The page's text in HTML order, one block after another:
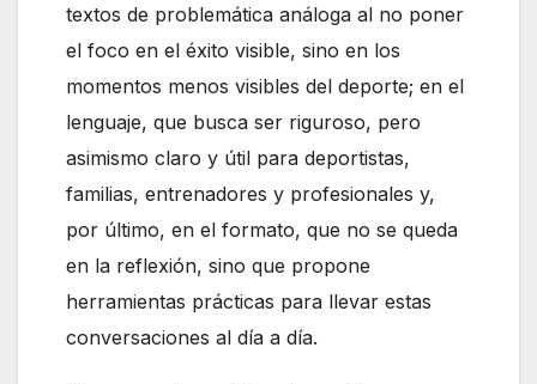
textos de problemática análoga al no poner
el foco en el éxito visible, sino en los
momentos menos visibles del deporte; en el
lenguaje, que busca ser riguroso, pero
asimismo claro y útil para deportistas,
familias, entrenadores y profesionales y,
por último, en el formato, que no se queda
en la reflexión, sino que propone
herramientas prácticas para llevar estas
conversaciones al día a día.